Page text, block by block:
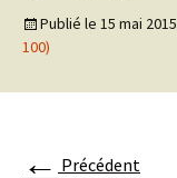
Publié le 15 mai 2015
100)
← Précédent